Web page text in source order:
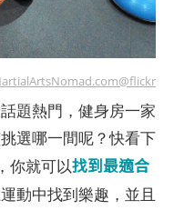
題熱門，健身房一家
選哪一間呢？快看下
你就可以找到最適合
動中找到樂趣，並且